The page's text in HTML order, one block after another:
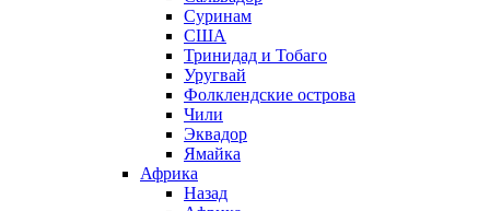
Суринам
США
Тринидад и Тобаго
Уругвай
Фолклендские острова
Чили
Эквадор
Ямайка
Африка
Назад